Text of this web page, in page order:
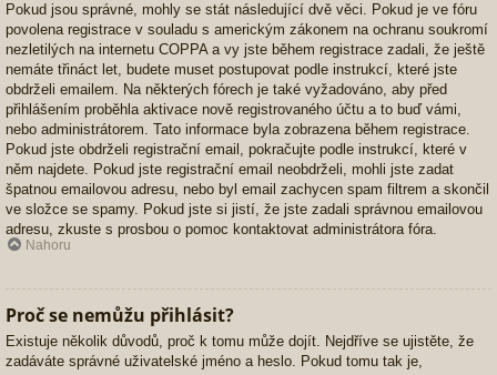
Pokud jsou správné, mohly se stát následující dvě věci. Pokud je ve fóru
povolena registrace v souladu s americkým zákonem na ochranu soukromí
nezletilých na internetu COPPA a vy jste během registrace zadali, že ještě
nemáte třináct let, budete muset postupovat podle instrukcí, které jste
obdrželi emailem. Na některých fórech je také vyžadováno, aby před
přihlášením proběhla aktivace nově registrovaného účtu a to buď vámi,
nebo administrátorem. Tato informace byla zobrazena během registrace.
Pokud jste obdrželi registrační email, pokračujte podle instrukcí, které v
něm najdete. Pokud jste registrační email neobdrželi, mohli jste zadat
špatnou emailovou adresu, nebo byl email zachycen spam filtrem a skončil
ve složce se spamy. Pokud jste si jistí, že jste zadali správnou emailovou
adresu, zkuste s prosbou o pomoc kontaktovat administrátora fóra.
Nahoru
Proč se nemůžu přihlásit?
Existuje několik důvodů, proč k tomu může dojít. Nejdříve se ujistěte, že
zadáváte správné uživatelské jméno a heslo. Pokud tomu tak je,